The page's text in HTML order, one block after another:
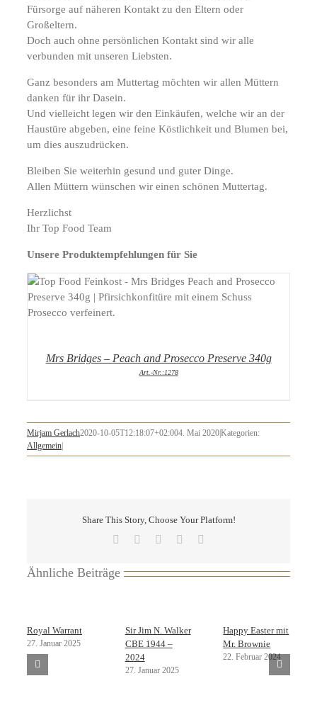
Fürsorge auf näheren Kontakt zu den Eltern oder
Großeltern.
Doch auch ohne persönlichen Kontakt sind wir alle
verbunden mit unseren Liebsten.
Ganz besonders am Muttertag möchten wir allen Müttern
danken für ihr Dasein.
Und vielleicht legen wir den Einkäufen, welche wir an der
Haustüre abgeben, eine feine Köstlichkeit und Blumen bei,
um dies auszudrücken.
Bleiben Sie weiterhin gesund und guter Dinge.
Allen Müttern wünschen wir einen schönen Muttertag.
Herzlichst
Ihr Top Food Team
Unsere Produktempfehlungen für Sie
Mrs Bridges – Peach and Prosecco Preserve 340g
Art.-Nr.:1278
Mirjam Gerlach2020-10-05T12:18:07+02:004. Mai 2020|Kategorien:
Allgemein|
Share This Story, Choose Your Platform!
Facebook LinkedInPinterest
Ähnliche Beiträge
Royal Warrant
27. Januar 2025
Sir Jim N. Walker
CBE 1944 –
2024
27. Januar 2025
Happy Easter mit
Mr. Brownie
22. Februar 2024